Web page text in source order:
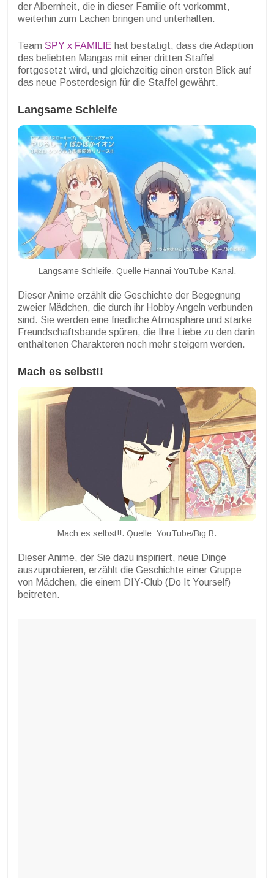
der Albernheit, die in dieser Familie oft vorkommt,
weiterhin zum Lachen bringen und unterhalten.
Team SPY x FAMILIE hat bestätigt, dass die Adaption
des beliebten Mangas mit einer dritten Staffel
fortgesetzt wird, und gleichzeitig einen ersten Blick auf
das neue Posterdesign für die Staffel gewährt.
Langsame Schleife
Langsame Schleife. Quelle Hannai YouTube-Kanal.
Dieser Anime erzählt die Geschichte der Begegnung
zweier Mädchen, die durch ihr Hobby Angeln verbunden
sind. Sie werden eine friedliche Atmosphäre und starke
Freundschaftsbande spüren, die Ihre Liebe zu den darin
enthaltenen Charakteren noch mehr steigern werden.
Mach es selbst!!
Mach es selbst!!. Quelle: YouTube/Big B.
Dieser Anime, der Sie dazu inspiriert, neue Dinge
auszuprobieren, erzählt die Geschichte einer Gruppe
von Mädchen, die einem DIY-Club (Do It Yourself)
beitreten.